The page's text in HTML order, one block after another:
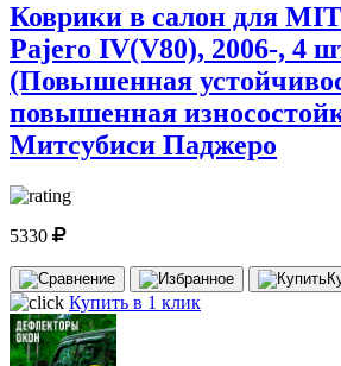
Коврики в салон для
Pajero IV(V80), 2006-, 4
(Повышенная
повышенная
Митсубиси Паджеро
5330
Купить в 1 клик